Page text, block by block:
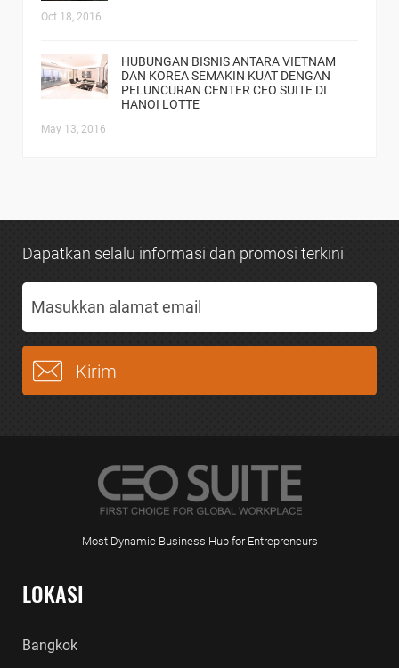
Oct 18, 2016
HUBUNGAN BISNIS ANTARA VIETNAM
DAN KOREA SEMAKIN KUAT DENGAN
PELUNCURAN CENTER CEO SUITE DI
HANOI LOTTE
May 13, 2016
Dapatkan selalu informasi dan promosi terkini
Most Dynamic Business Hub for Entrepreneurs
LOKASI
Bangkok